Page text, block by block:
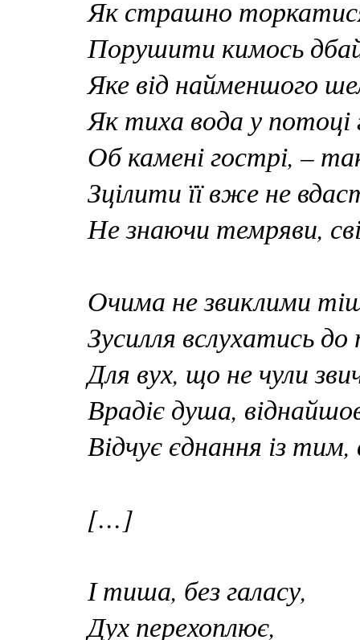
Як страшно
Порушити кимось
Яке від найменшого
Як тиха вода у потоці
Об камені гострі, –
Зцілити її вже не
Не знаючи темряви,
Очима не звиклими
Зусилля вслухатись
Для вух, що не чули
Врадіє душа,
Відчує єднання із
[…]
І тиша, без галасу,
Дух перехоплює,